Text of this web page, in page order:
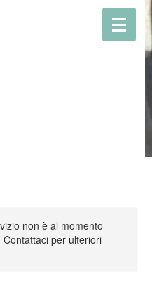
non è al momento
Contattaci per ulteriori